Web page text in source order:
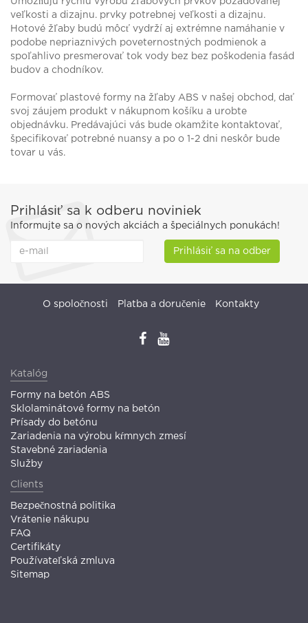
veľkosti a dizajnu. prvky potrebnej veľkosti a dizajnu.
Hotové žľaby budú môcť vydrží aj extrémne namáhanie v
podobe nepriaznivých poveternostných podmienok a
spoľahlivo presmerovať tok vody bez bez poškodenia fasád
budov a chodníkov.
Formovať plastové formy na žľaby ABS v našej obchod, dať
svoj záujem produkt v nákupnom košíku a urobte
objednávku. Predávajúci vás bude okamžite kontaktovať,
špecifikovať potrebné nuansy a po o 1-2 dni neskôr bude
tovar u vás.
Prihlásiť sa k odberu noviniek
Informujte sa o nových akciách a špeciálnych ponukách!
Prihlásiť sa na odber
O spoločnosti Platba a doručenie Kontakty
Katalóg
Formy na betón ABS
Sklolaminátové formy na betón
Prísady do betónu
Zariadenia na výrobu kŕmnych zmesí
Stavebné zariadenia
Služby
Clients
Bezpečnostná politika
Vrátenie nákupu
FAQ
Certifikáty
Používateľská zmluva
Sitemap